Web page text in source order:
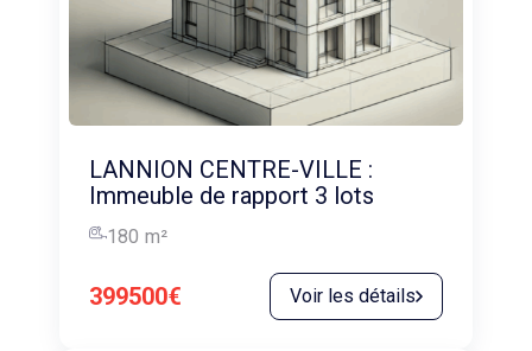
LANNION CENTRE-VILLE :
Immeuble de rapport 3 lots
180 m²
399500€ Voir les détails